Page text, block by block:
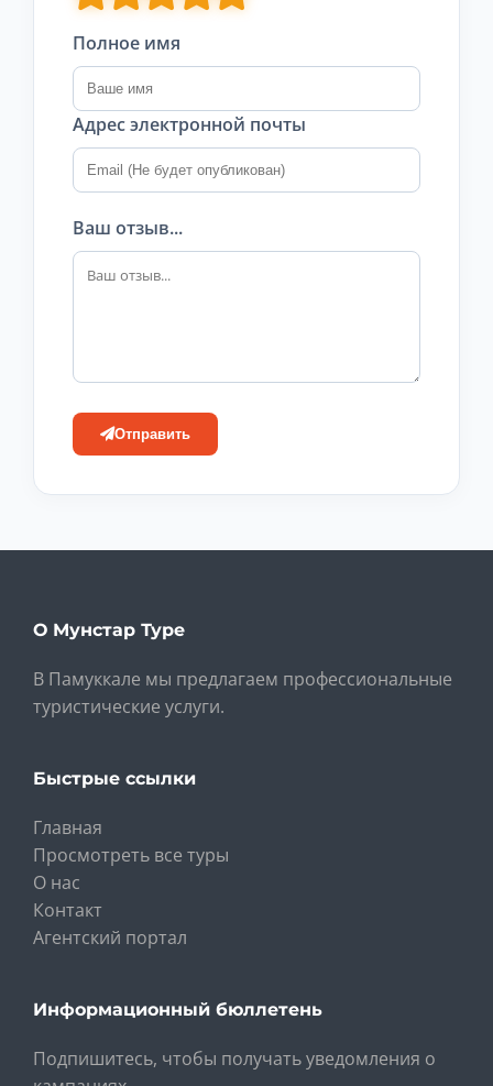
Полное имя
Адрес электронной почты
Ваш отзыв...
Отправить
О Мунстар Туре
В Памуккале мы предлагаем профессиональные
туристические услуги.
Быстрые ссылки
Главная
Просмотреть все туры
О нас
Контакт
Агентский портал
Информационный бюллетень
Подпишитесь, чтобы получать уведомления о